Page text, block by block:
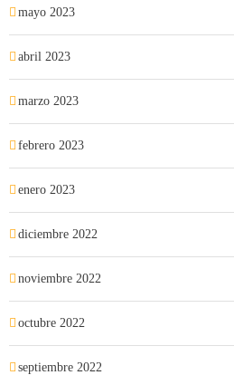
mayo 2023
abril 2023
marzo 2023
febrero 2023
enero 2023
diciembre 2022
noviembre 2022
octubre 2022
septiembre 2022